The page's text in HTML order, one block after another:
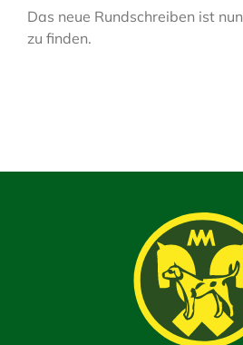
Das neue Rundschreiben ist
zu finden.